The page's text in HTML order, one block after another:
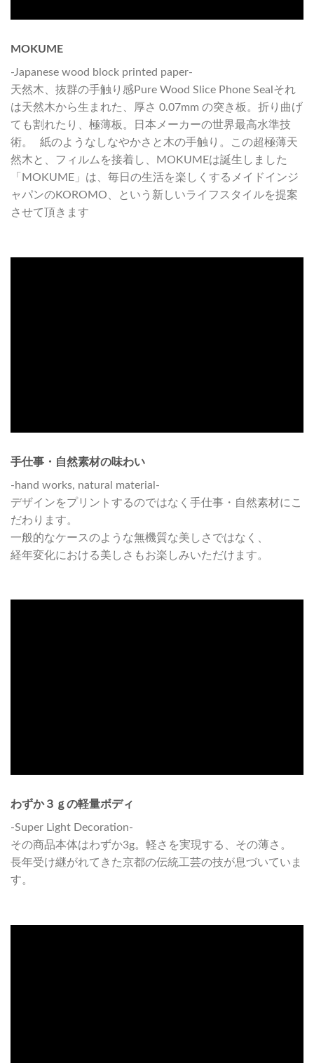
MOKUME
-Japanese wood block printed paper-
天然木、抜群の手触り感Pure Wood Slice Phone Sealそれ
は天然木から生まれた、厚さ 0.07mm の突き板。折り曲げ
ても割れたり、極薄板。日本メーカーの世界最高水準技
術。 紙のようなしなやかさと木の手触り。この超極薄天
然木と、フィルムを接着し、MOKUMEは誕生しました
「MOKUME」は、毎日の生活を楽しくするメイドインジ
ャパンのKOROMO、という新しいライフスタイルを提案
させて頂きます
手仕事・自然素材の味わい
-hand works, natural material-
デザインをプリントするのではなく手仕事・自然素材にこ
だわります。
一般的なケースのような無機質な美しさではなく、
経年変化における美しさもお楽しみいただけます。
わずか３ｇの軽量ボディ
-Super Light Decoration-
その商品本体はわずか3g。軽さを実現する、その薄さ。
長年受け継がれてきた京都の伝統工芸の技が息づいていま
す。